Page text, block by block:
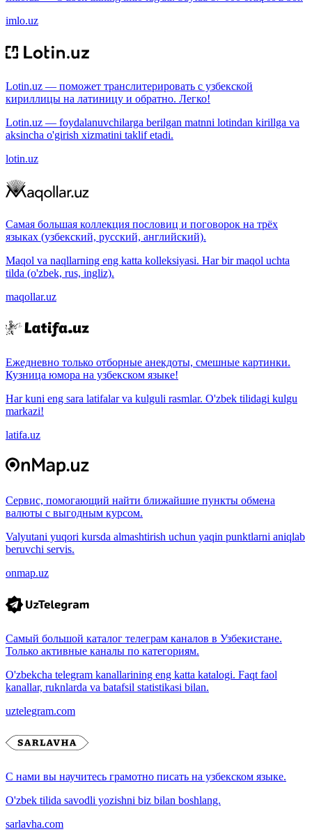
imlo.uz
Lotin.uz — поможет транслитерировать с узбекской
кириллицы на латиницу и обратно. Легко!
Lotin.uz — foydalanuvchilarga berilgan matnni lotindan kirillga va
aksincha o'girish xizmatini taklif etadi.
lotin.uz
Самая большая коллекция пословиц и поговорок на трёх
языках (узбекский, русский, английский).
Maqol va naqllarning eng katta kolleksiyasi. Har bir maqol uchta
tilda (o'zbek, rus, ingliz).
maqollar.uz
Ежедневно только отборные анекдоты, смешные картинки.
Кузница юмора на узбекском языке!
Har kuni eng sara latifalar va kulguli rasmlar. O'zbek tilidagi kulgu
markazi!
latifa.uz
Сервис, помогающий найти ближайшие пункты обмена
валюты с выгодным курсом.
Valyutani yuqori kursda almashtirish uchun yaqin punktlarni aniqlab
beruvchi servis.
onmap.uz
Самый большой каталог телеграм каналов в Узбекистане.
Только активные каналы по категориям.
O'zbekcha telegram kanallarining eng katta katalogi. Faqt faol
kanallar, ruknlarda va batafsil statistikasi bilan.
uztelegram.com
С нами вы научитесь грамотно писать на узбекском языке.
O'zbek tilida savodli yozishni biz bilan boshlang.
sarlavha.com